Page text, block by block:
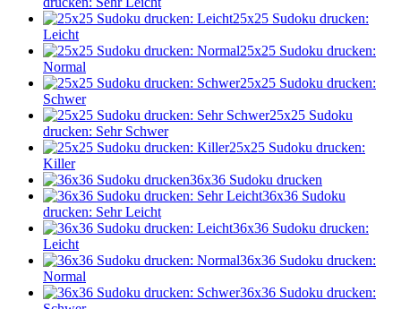
25x25 Sudoku drucken:
Leicht
25x25 Sudoku drucken:
Normal
25x25 Sudoku drucken:
Schwer
25x25 Sudoku
drucken: Sehr Schwer
25x25 Sudoku drucken:
Killer
36x36 Sudoku drucken
36x36 Sudoku
drucken: Sehr Leicht
36x36 Sudoku drucken:
Leicht
36x36 Sudoku drucken:
Normal
36x36 Sudoku drucken: